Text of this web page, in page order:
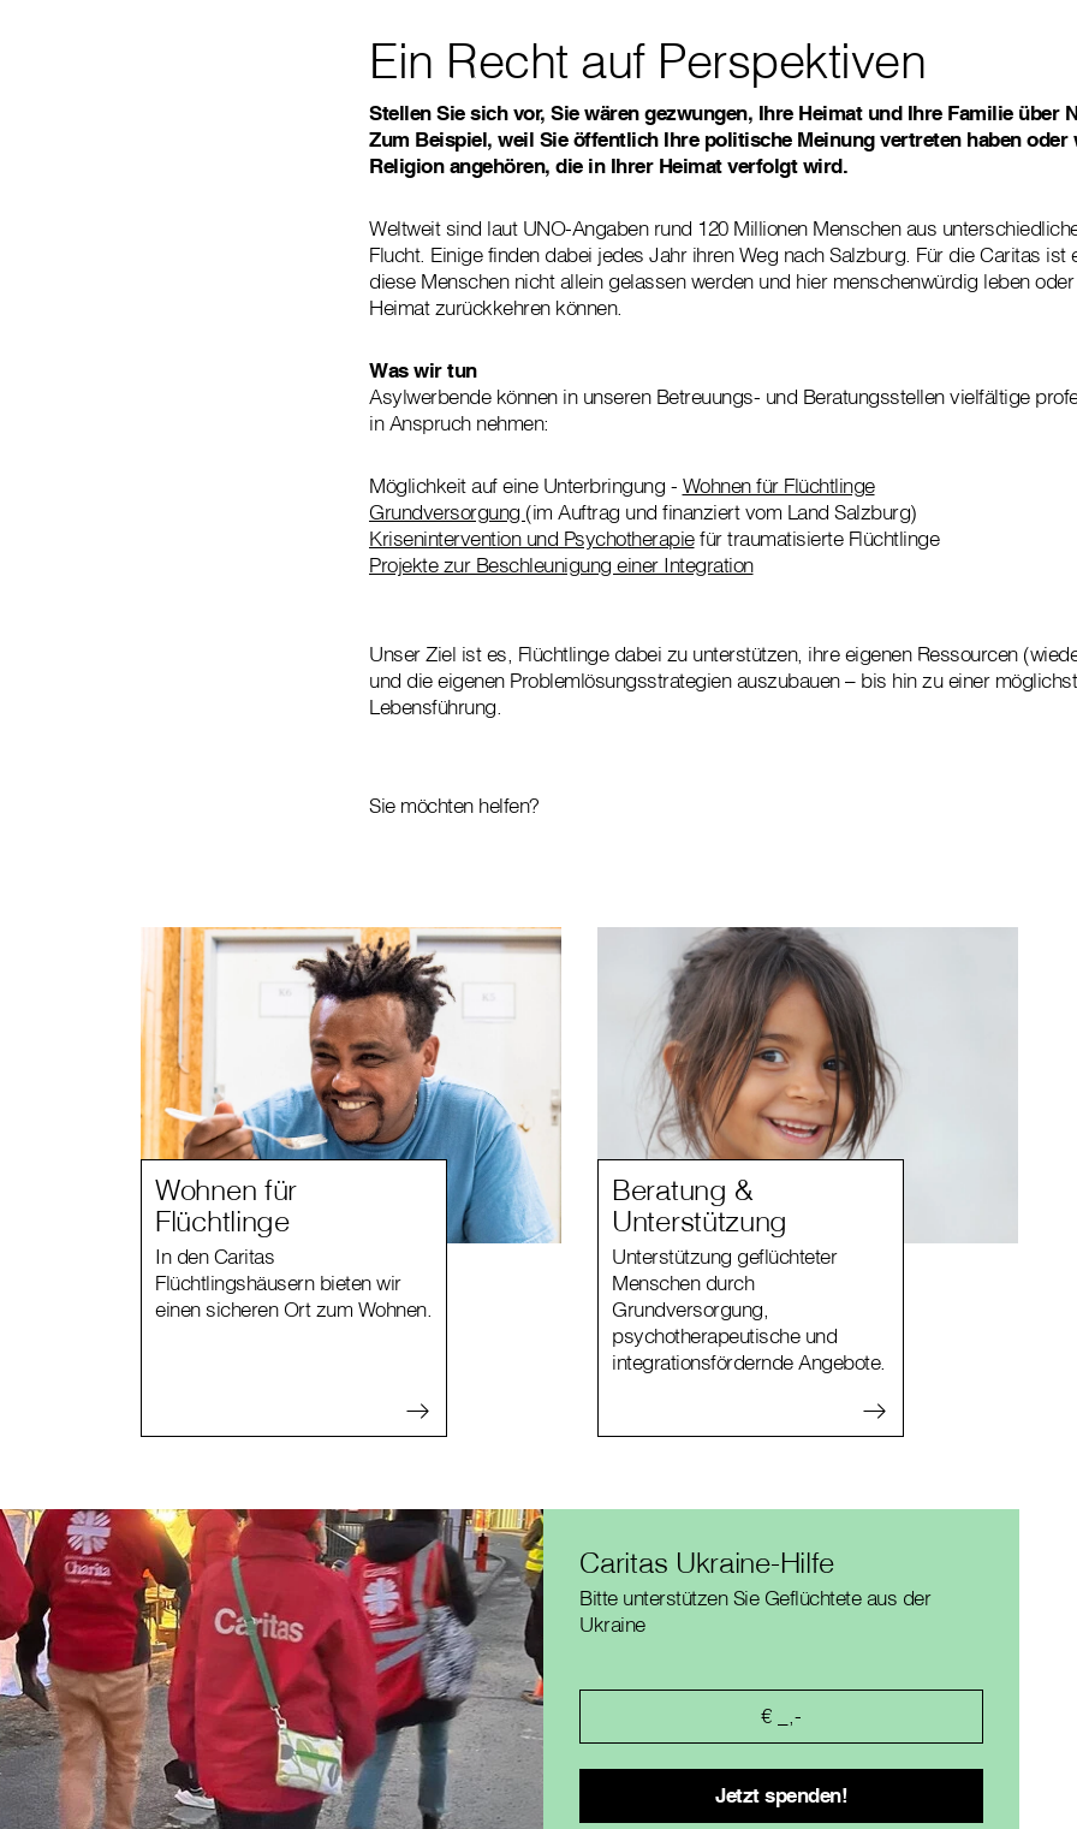
Ein Recht auf Perspektiven
Stellen Sie sich vor, Sie wären gezwungen, Ihre Heimat und Ihre Familie über
Zum Beispiel, weil Sie öffentlich Ihre politische Meinung vertreten haben oder
Religion angehören, die in Ihrer Heimat verfolgt wird.
Weltweit sind laut UNO-Angaben rund 120 Millionen Menschen aus
Flucht. Einige finden dabei jedes Jahr ihren Weg nach Salzburg. Für die Caritas ist
diese Menschen nicht allein gelassen werden und hier menschenwürdig leben
Heimat zurückkehren können.
Was wir tun
Asylwerbende können in unseren Betreuungs- und Beratungsstellen vielfältige
in Anspruch nehmen:
Möglichkeit auf eine Unterbringung - Wohnen für Flüchtlinge
Grundversorgung (im Auftrag und finanziert vom Land Salzburg)
Krisenintervention und Psychotherapiefür traumatisierte Flüchtlinge
Projekte zur Beschleunigung einer Integration
Unser Ziel ist es, Flüchtlinge dabei zu unterstützen, ihre eigenen Ressourcen
und die eigenen Problemlösungsstrategien auszubauen – bis hin zu einer
Lebensführung.
Sie möchten helfen?
Wohnen für
Flüchtlinge
In den Caritas
Flüchtlingshäusern bieten wir
einen sicheren Ort zum Wohnen.
Beratung &
Unterstützung
Unterstützung geflüchteter
Menschen durch
Grundversorgung,
psychotherapeutische und
integrationsfördernde Angebote.
Caritas Ukraine-Hilfe
Bitte unterstützen Sie Geflüchtete aus der
Ukraine